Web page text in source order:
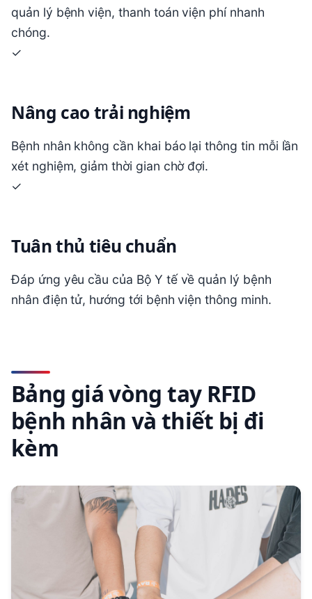
quản lý bệnh viện, thanh toán viện phí nhanh
chóng.
✓
Nâng cao trải nghiệm
Bệnh nhân không cần khai báo lại thông tin mỗi lần
xét nghiệm, giảm thời gian chờ đợi.
✓
Tuân thủ tiêu chuẩn
Đáp ứng yêu cầu của Bộ Y tế về quản lý bệnh
nhân điện tử, hướng tới bệnh viện thông minh.
Bảng giá vòng tay RFID
bệnh nhân và thiết bị đi
kèm